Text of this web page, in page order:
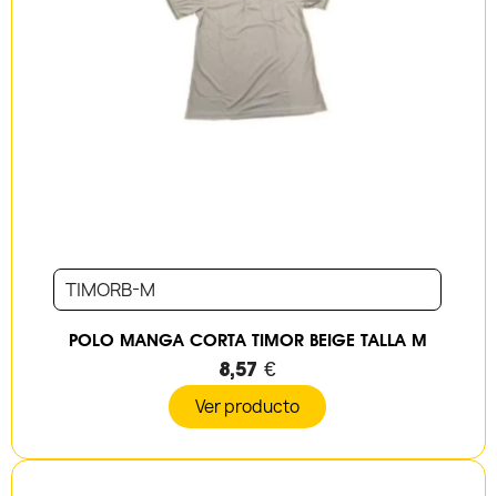
TIMORB-M
POLO MANGA CORTA TIMOR BEIGE TALLA M
8,57 €
Ver producto